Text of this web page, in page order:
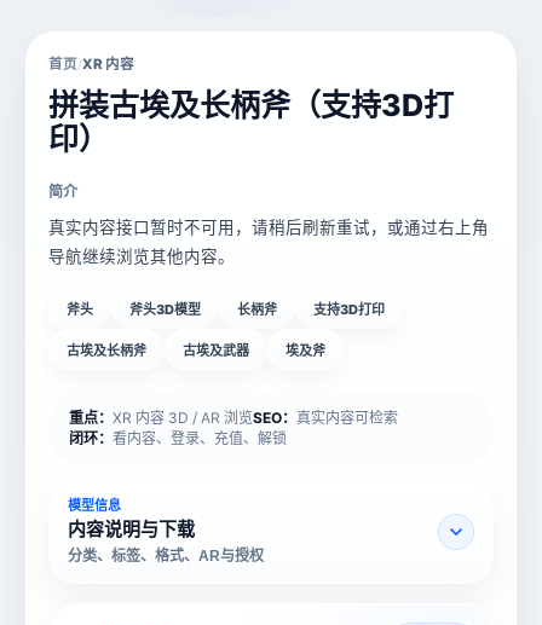
首页/XR 内容
拼装古埃及长柄斧（支持3D打
印）
简介
真实内容接口暂时不可用，请稍后刷新重试，或通过右上角
导航继续浏览其他内容。
斧头 斧头3D模型 长柄斧 支持3D打印
古埃及长柄斧 古埃及武器 埃及斧
重点： XR 内容 3D / AR 浏览SEO： 真实内容可检索
闭环： 看内容、登录、充值、解锁
模型信息
内容说明与下载
分类、标签、格式、AR与授权